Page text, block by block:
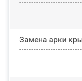
Замена арки